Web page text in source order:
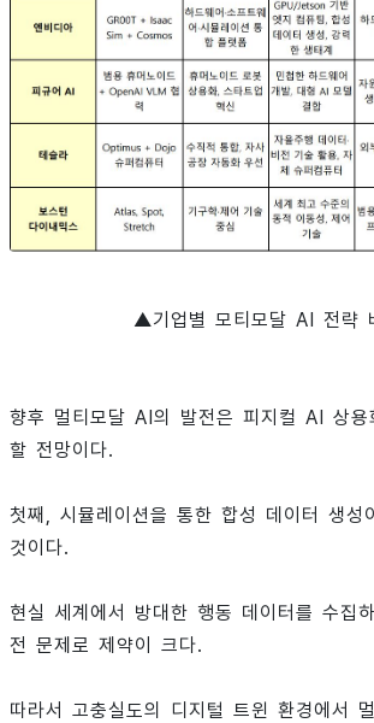
▲기업별 모티모달 AI 전략
향후 멀티모달 AI의 발전은 피지컬 AI 상용
할 전망이다.
첫째, 시뮬레이션을 통한 합성 데이터 생성
것이다.
현실 세계에서 방대한 행동 데이터를 수집
전 문제로 제약이 크다.
따라서 고충실도의 디지털 트윈 환경에서